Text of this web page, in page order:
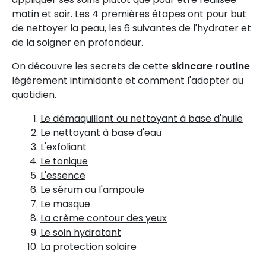
matin et soir. Les 4 premières étapes ont pour but
de nettoyer la peau, les 6 suivantes de l'hydrater et
de la soigner en profondeur.
On découvre les secrets de cette skincare routine
légérement intimidante et comment l'adopter au
quotidien.
Le démaquillant ou nettoyant à base d'huile
Le nettoyant à base d'eau
L'exfoliant
Le tonique
L'essence
Le sérum ou l'ampoule
Le masque
La crème contour des yeux
Le soin hydratant
La protection solaire